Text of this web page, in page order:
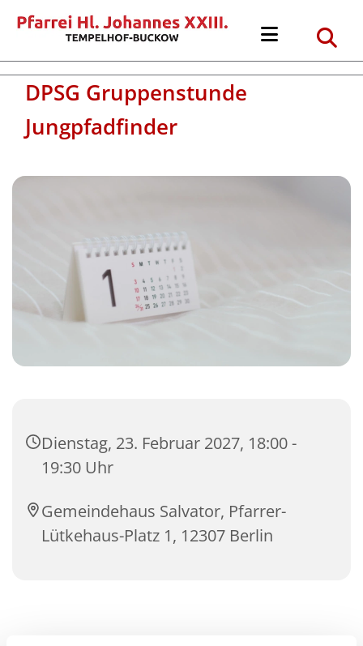
DPSG Gruppenstunde
Jungpfadfinder
Dienstag, 23. Februar 2027, 18:00 -
19:30 Uhr
Gemeindehaus Salvator, Pfarrer-
Lütkehaus-Platz 1, 12307 Berlin